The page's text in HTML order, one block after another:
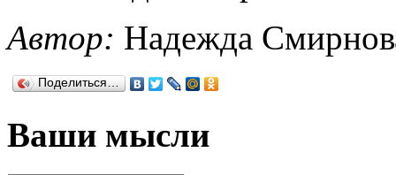
Автор: Надежда
Поделиться…
Ваши мысли